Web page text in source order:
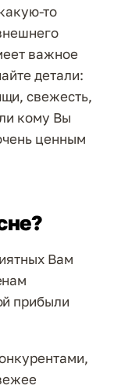
то
важное
детали:
свежесть,
кому Вы
ценным
Вам
прибыли